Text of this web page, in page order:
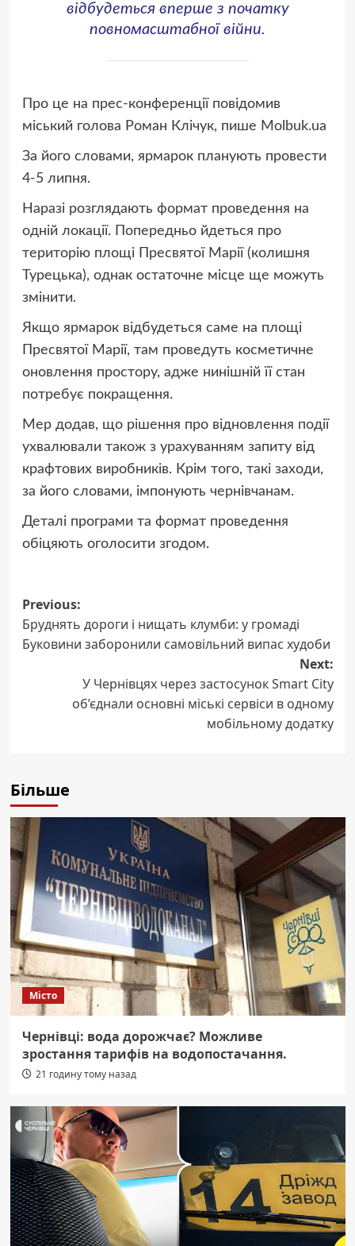
відбудеться вперше з початку
повномасштабної війни.
Про це на прес-конференції повідомив
міський голова Роман Клічук, пише Molbuk.ua
За його словами, ярмарок планують провести
4-5 липня.
Наразі розглядають формат проведення на
одній локації. Попередньо йдеться про
територію площі Пресвятої Марії (колишня
Турецька), однак остаточне місце ще можуть
змінити.
Якщо ярмарок відбудеться саме на площі
Пресвятої Марії, там проведуть косметичне
оновлення простору, адже нинішній її стан
потребує покращення.
Мер додав, що рішення про відновлення події
ухвалювали також з урахуванням запиту від
крафтових виробників. Крім того, такі заходи,
за його словами, імпонують чернівчанам.
Деталі програми та формат проведення
обіцяють оголосити згодом.
Post
navigation
Previous:
Бруднять дороги і нищать клумби: у громаді
Буковини заборонили самовільний випас худоби
Next:
У Чернівцях через застосунок Smart City
об’єднали основні міські сервіси в одному
мобільному додатку
Більше
Місто
Чернівці: вода дорожчає? Можливе
зростання тарифів на водопостачання.
21 годину тому назад